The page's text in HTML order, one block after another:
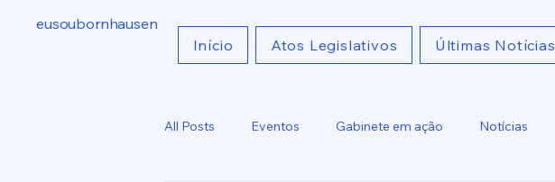
eusoubornhausen
Início Atos Legislativos Últimas Notícias
All Posts Eventos Gabinete em ação Notícias